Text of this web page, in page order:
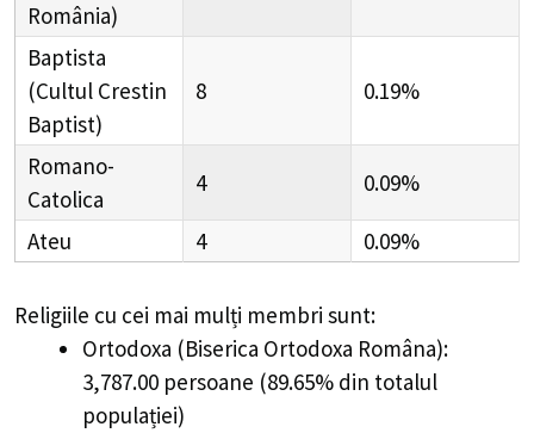
România)
Baptista
(Cultul Crestin
Baptist)
8 0.19%
Romano-
Catolica
4 0.09%
Ateu 4 0.09%
Religiile cu cei mai mulți membri sunt:
Ortodoxa (Biserica Ortodoxa Româna):
3,787.00 persoane (89.65% din totalul
populației)